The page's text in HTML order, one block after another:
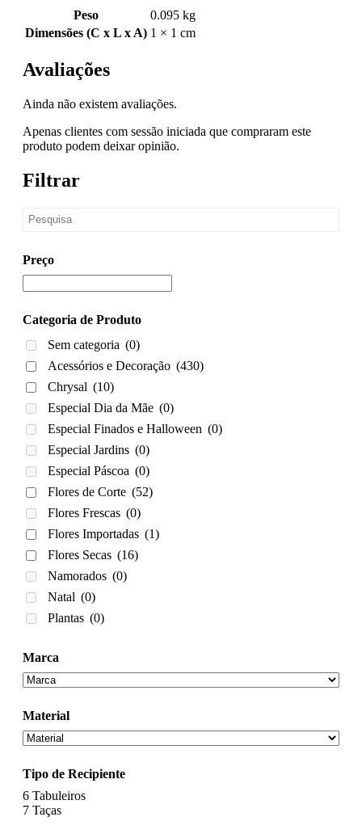
Peso
0.095 kg
Dimensões (C x L x A) 1 × 1 cm
Avaliações
Ainda não existem avaliações.
Apenas clientes com sessão iniciada que compraram este
produto podem deixar opinião.
Filtrar
Preço
Categoria de Produto
Sem categoria (0)
Acessórios e Decoração (430)
Chrysal (10)
Especial Dia da Mãe (0)
Especial Finados e Halloween (0)
Especial Jardins (0)
Especial Páscoa (0)
Flores de Corte (52)
Flores Frescas (0)
Flores Importadas (1)
Flores Secas (16)
Namorados (0)
Natal (0)
Plantas (0)
Marca
Material
Tipo de Recipiente
6 Tabuleiros
7 Taças